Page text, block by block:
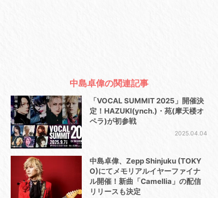
中島卓偉の関連記事
「VOCAL SUMMIT 2025」開催決
定！HAZUKI(ynch.)・苑(摩天楼オ
ペラ)が初参戦
2025.04.04
中島卓偉、Zepp Shinjuku (TOKY
O)にてメモリアルイヤーファイナ
ル開催！新曲「Camellia」の配信
リリースも決定